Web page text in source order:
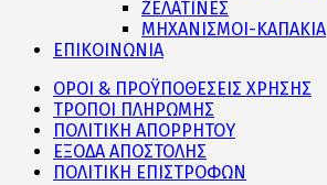
ΖΕΛΑΤΙΝΕΣ
ΜΗΧΑΝΙΣΜΟΙ-ΚΑΠΑΚΙΑ
ΕΠΙΚΟΙΝΩΝΙΑ
ΟΡΟΙ & ΠΡΟΫΠΟΘΕΣΕΙΣ ΧΡΗΣΗΣ
ΤΡΟΠΟΙ ΠΛΗΡΩΜΗΣ
ΠΟΛΙΤΙΚΗ ΑΠΟΡΡΗΤΟΥ
ΕΞΟΔΑ ΑΠΟΣΤΟΛΗΣ
ΠΟΛΙΤΙΚΗ ΕΠΙΣΤΡΟΦΩΝ